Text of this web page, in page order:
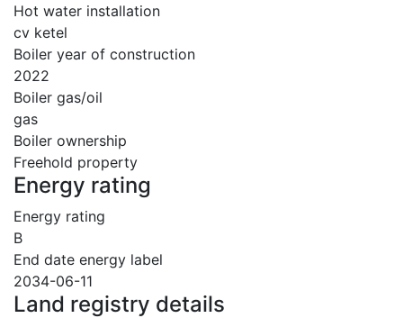
Hot water installation
cv ketel
Boiler year of construction
2022
Boiler gas/oil
gas
Boiler ownership
Freehold property
Energy rating
Energy rating
B
End date energy label
2034-06-11
Land registry details